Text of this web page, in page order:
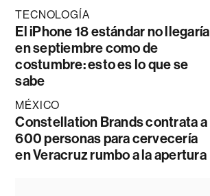
TECNOLOGÍA
El iPhone 18 estándar no llegaría
en septiembre como de
costumbre: esto es lo que se
sabe
MÉXICO
Constellation Brands contrata a
600 personas para cervecería
en Veracruz rumbo a la apertura